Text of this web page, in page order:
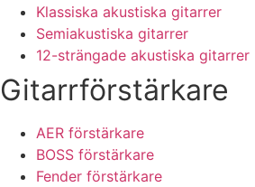
Klassiska akustiska gitarrer
Semiakustiska gitarrer
12-strängade akustiska gitarrer
Gitarrförstärkare
AER förstärkare
BOSS förstärkare
Fender förstärkare